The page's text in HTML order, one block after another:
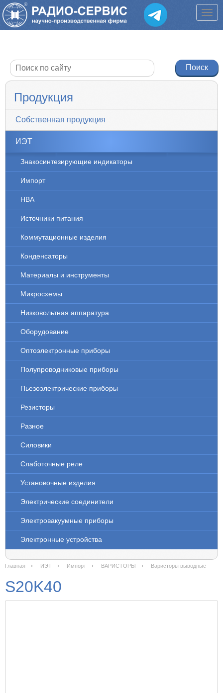
Продукция
Собственная продукция
ИЭТ
Знакосинтезирующие индикаторы
Импорт
НВА
Источники питания
Коммутационные изделия
Конденсаторы
Материалы и инструменты
Микросхемы
Низковольтная аппаратура
Оборудование
Оптоэлектронные приборы
Полупроводниковые приборы
Пьезоэлектрические приборы
Резисторы
Разное
Силовики
Слаботочные реле
Установочные изделия
Электрические соединители
Электровакуумные приборы
Электронные устройства
Главная ИЭТ Импорт ВАРИСТОРЫ Варисторы выводные
S20K40